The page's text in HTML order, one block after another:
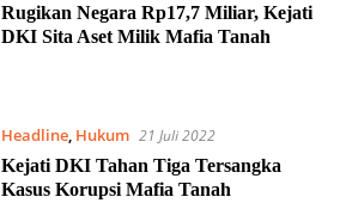
Rugikan Negara Rp17,7 Miliar, Kejati
DKI Sita Aset Milik Mafia Tanah
Headline, Hukum 21 Juli 2022
Kejati DKI Tahan Tiga Tersangka
Kasus Korupsi Mafia Tanah